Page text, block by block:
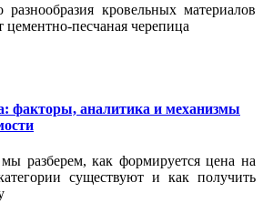
кровельных материалов
цементно-песчаная черепица
факторы, аналитика и механизмы
разберем, как формируется цена на
существуют и как получить